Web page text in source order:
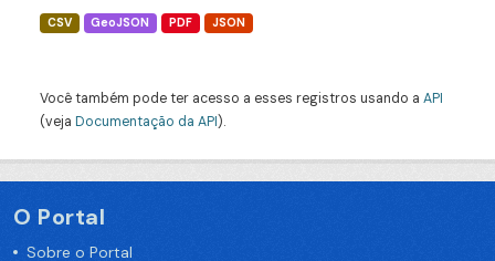
CSV GeoJSON PDF JSON
Você também pode ter acesso a esses registros usando a API
(veja Documentação da API).
O Portal
Sobre o Portal